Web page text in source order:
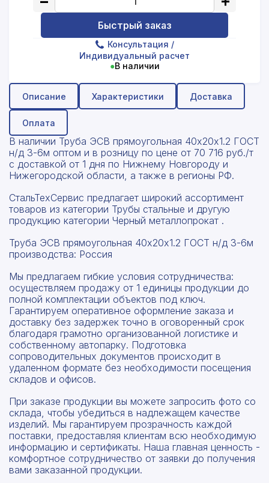
Быстрый заказ
Консультация /
Индивидуальный расчет
●В наличии
Описание Характеристики Доставка
Оплата
В наличии Труба ЭСВ прямоугольная 40х20х1.2 ГОСТ
н/д 3-6м оптом и в розницу по цене от 70 716 руб./т
с доставкой от 1 дня по Нижнему Новгороду и
Нижегородской области, а также в регионы РФ.
СтальТехСервис предлагает широкий ассортимент
товаров из категории Трубы стальные и другую
продукцию категории Черный металлопрокат .
Труба ЭСВ прямоугольная 40х20х1.2 ГОСТ н/д 3-6м
производства: Россия
Мы предлагаем гибкие условия сотрудничества:
осуществляем продажу от 1 единицы продукции до
полной комплектации объектов под ключ.
Гарантируем оперативное оформление заказа и
доставку без задержек точно в оговоренный срок
благодаря грамотно организованной логистике и
собственному автопарку. Подготовка
сопроводительных документов происходит в
удаленном формате без необходимости посещения
складов и офисов.
При заказе продукции вы можете запросить фото со
склада, чтобы убедиться в надлежащем качестве
изделий. Мы гарантируем прозрачность каждой
поставки, предоставляя клиентам всю необходимую
информацию и сертификаты. Наша главная ценность -
комфортное сотрудничество от заявки до получения
вами заказанной продукции.